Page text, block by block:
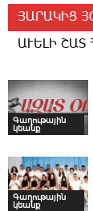
ՅԱՐԱԿԻՑ
ԱՒԵԼԻ ՇԱՏ
Գաղութային
կեանք
Գաղութային
կեանք